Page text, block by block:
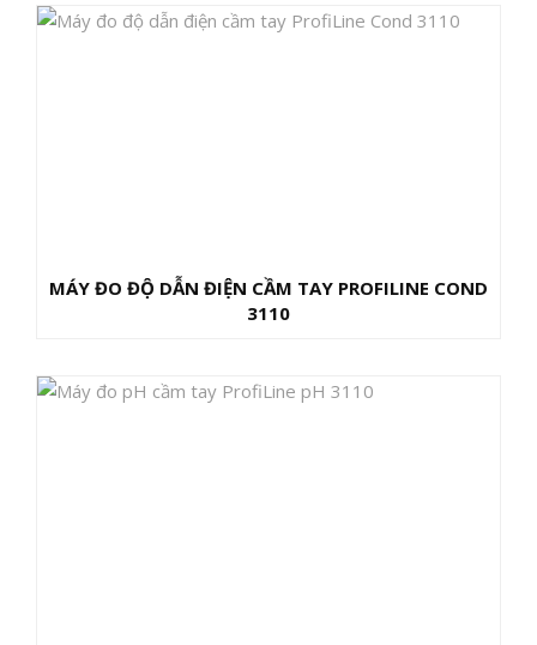
MÁY ĐO ĐỘ DẪN ĐIỆN CẦM TAY PROFILINE COND
3110